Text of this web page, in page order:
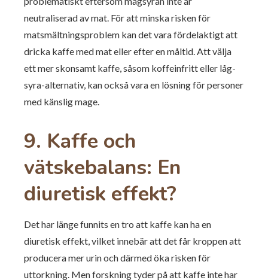
neutraliserad av mat. För att minska risken för
matsmältningsproblem kan det vara fördelaktigt att
dricka kaffe med mat eller efter en måltid. Att välja
ett mer skonsamt kaffe, såsom koffeinfritt eller låg-
syra-alternativ, kan också vara en lösning för personer
med känslig mage.
9. Kaffe och
vätskebalans: En
diuretisk effekt?
Det har länge funnits en tro att kaffe kan ha en
diuretisk effekt, vilket innebär att det får kroppen att
producera mer urin och därmed öka risken för
uttorkning. Men forskning tyder på att kaffe inte har